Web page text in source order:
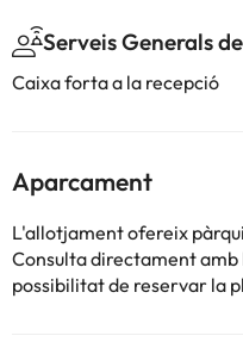
Serveis Generals
Caixa forta a la recepció
Aparcament
L'allotjament ofereix
Consulta directament
possibilitat de reservar la